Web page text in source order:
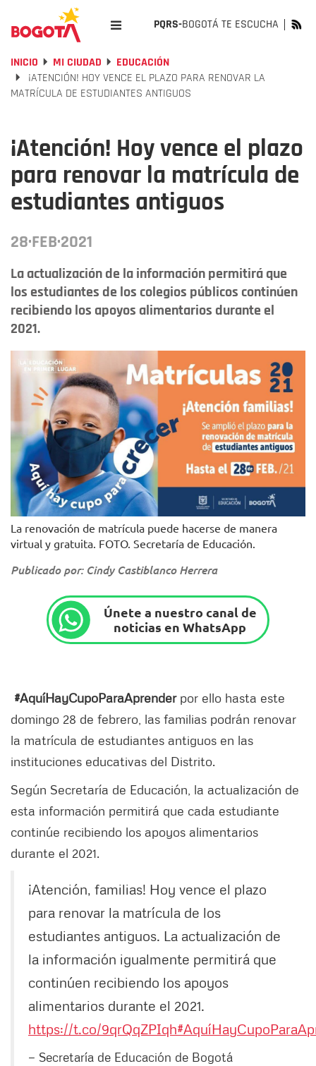
PQRS-BOGOTÁ TE ESCUCHA
INICIO MI CIUDAD
EDUCACIÓN
¡ATENCIÓN! HOY VENCE EL PLAZO PARA RENOVAR LA
MATRÍCULA DE ESTUDIANTES ANTIGUOS
¡Atención! Hoy vence el plazo
para renovar la matrícula de
estudiantes antiguos
28·FEB·2021
La actualización de la información permitirá que
los estudiantes de los colegios públicos continúen
recibiendo los apoyos alimentarios durante el
2021.
La renovación de matrícula puede hacerse de manera
virtual y gratuita. FOTO. Secretaría de Educación.
Publicado por: Cindy Castiblanco Herrera
Únete a nuestro canal de
noticias en WhatsApp
#AquíHayCupoParaAprenderpor ello hasta este
domingo 28 de febrero, las familias podrán renovar
la matrícula de estudiantes antiguos en las
instituciones educativas del Distrito.
Según Secretaría de Educación, la actualización de
esta información permitirá que cada estudiante
continúe recibiendo los apoyos alimentarios
durante el 2021.
¡Atención, familias! Hoy vence el plazo
para renovar la matrícula de los
estudiantes antiguos. La actualización de
la información igualmente permitirá que
continúen recibiendo los apoyos
alimentarios durante el 2021.
https://t.co/9qrQqZPIqh
— Secretaría de Educación de Bogotá